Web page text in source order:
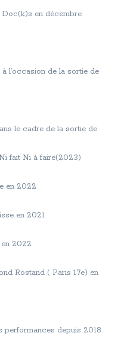
en décembre
l’occasion de la sortie de
le cadre de la sortie de
fait Ni à faire(2023)
en 2022
en 2021
2022
Rostand ( Paris 17e) en
performances depuis 2018.